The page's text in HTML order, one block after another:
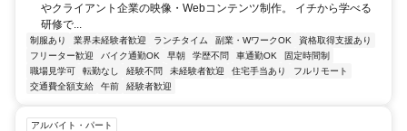
やクライアント企業の映像・Webコンテンツ制作。 イチから学べる
研修で...
制服あり 業界未経験者歓迎 ランチタイム 副業・WワークOK
資格取得支援あり
フリーター歓迎
バイク通勤OK 早朝 学歴不問 車通勤OK
固定時間制
職場見学可
転勤なし 経験不問 未経験者歓迎 住宅手当あり
フルリモート
交通費全額支給
午前 経験者歓迎
アルバイト・パート